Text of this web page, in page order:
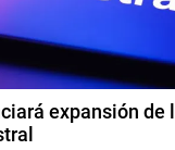
expansión de